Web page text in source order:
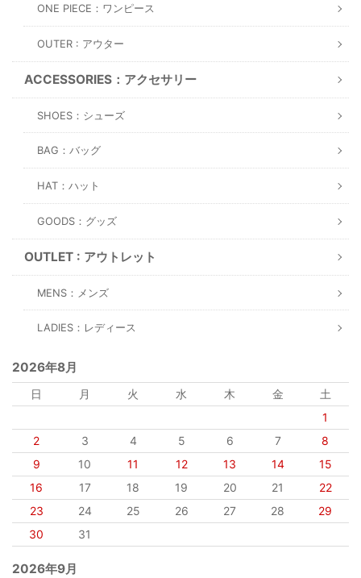
ONE PIECE：ワンピース
OUTER : アウター
ACCESSORIES：アクセサリー
SHOES：シューズ
BAG：バッグ
HAT：ハット
GOODS：グッズ
OUTLET : アウトレット
MENS：メンズ
LADIES：レディース
2026年8月
日 月 火 水 木 金
土
1
2
3 4 5 6 7
8
9
10 11 12 13 14
15
16
17 18 19 20 21
22
23
24 25 26 27 28
29
30
31
2026年9月